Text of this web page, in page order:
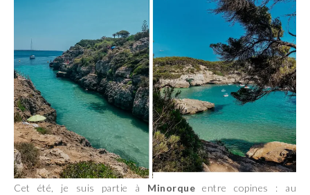
Cet été, je suis partie à Minorque entre copines : au